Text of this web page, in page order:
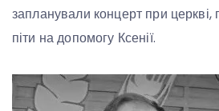
запланували концерт при церкві,
піти на допомогу Ксенії.